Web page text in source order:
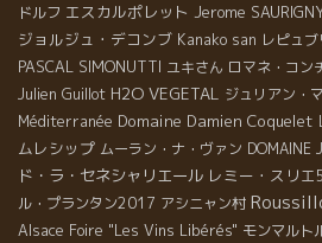
ドルフ エスカルポレット Jerome
ジョルジュ・デコンブ Kanako san レピュ
PASCAL SIMONUTTI ユキさん ロマネ・コン
Julien Guillot H2O VEGETAL ジュリアン・
Méditerranée Domaine Damien Coquelet
ムレシップ ムーラン・ナ・ヴァン DOMAINE
ド・ラ・セネシャリエール レミー・スリ
ル・プランタン2017 アシニャン村
Alsace Foire "Les Vins Libérés" モンマルト